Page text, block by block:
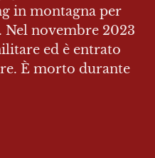
in montagna per
novembre 2023
ed è entrato
È morto durante